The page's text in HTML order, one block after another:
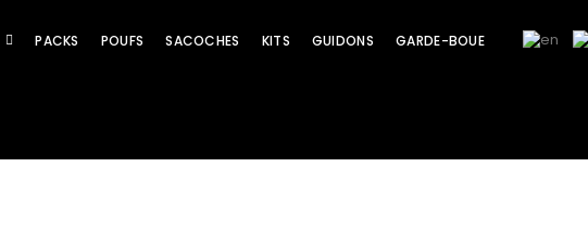
PACKS POUFS SACOCHES KITS GUIDONS GARDE-BOUE